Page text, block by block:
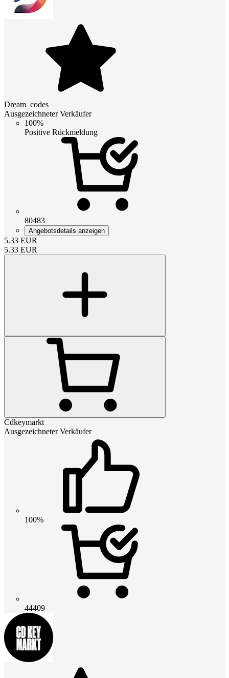
Dream_codes
Ausgezeichneter Verkäufer
100%
Positive Rückmeldung
80483
Angebotsdetails anzeigen
5.33 EUR
5.33 EUR
Cdkeymarkt
Ausgezeichneter Verkäufer
100%
44409